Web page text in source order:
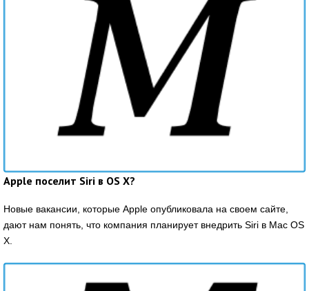
Apple поселит Siri в OS X?
Новые вакансии, которые Apple опубликовала на своем сайте,
дают нам понять, что компания планирует внедрить Siri в Mac OS
X.